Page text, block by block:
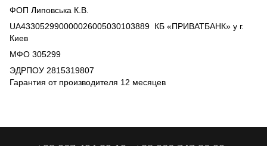
ФОП Липовська К.В.
UA433052990000026005030103889 КБ «ПРИВАТБАНК» у г.
Киев
МФО 305299
ЭДРПОУ 2815319807
Гарантия от производителя 12 месяцев